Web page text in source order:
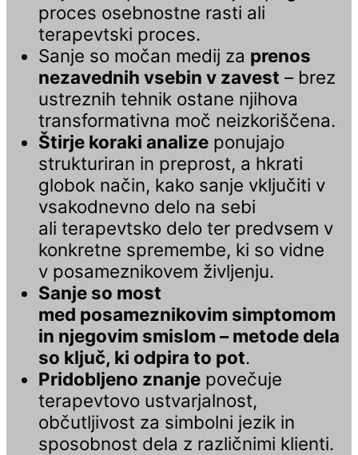
proces osebnostne rasti ali
terapevtski proces.
Sanje so močan medij za prenos
nezavednih vsebin v zavest – brez
ustreznih tehnik ostane njihova
transformativna moč neizkoriščena.
Štirje koraki analize ponujajo
strukturiran in preprost, a hkrati
globok način, kako sanje vključiti v
vsakodnevno delo na sebi
ali terapevtsko delo ter predvsem v
konkretne spremembe, ki so vidne
v posameznikovem življenju.
Sanje so most
med posameznikovim simptomom
in njegovim smislom – metode dela
so ključ, ki odpira to pot.
Pridobljeno znanje povečuje
terapevtovo ustvarjalnost,
občutljivost za simbolni jezik in
sposobnost dela z različnimi klienti.